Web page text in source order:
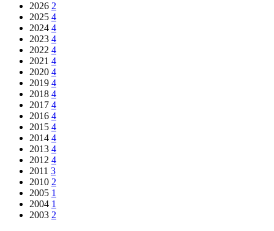
2026 2
2025 4
2024 4
2023 4
2022 4
2021 4
2020 4
2019 4
2018 4
2017 4
2016 4
2015 4
2014 4
2013 4
2012 4
2011 3
2010 2
2005 1
2004 1
2003 2